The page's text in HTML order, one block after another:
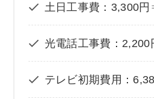
土日工事費：3,300
光電話工事費：
テレビ初期費用：